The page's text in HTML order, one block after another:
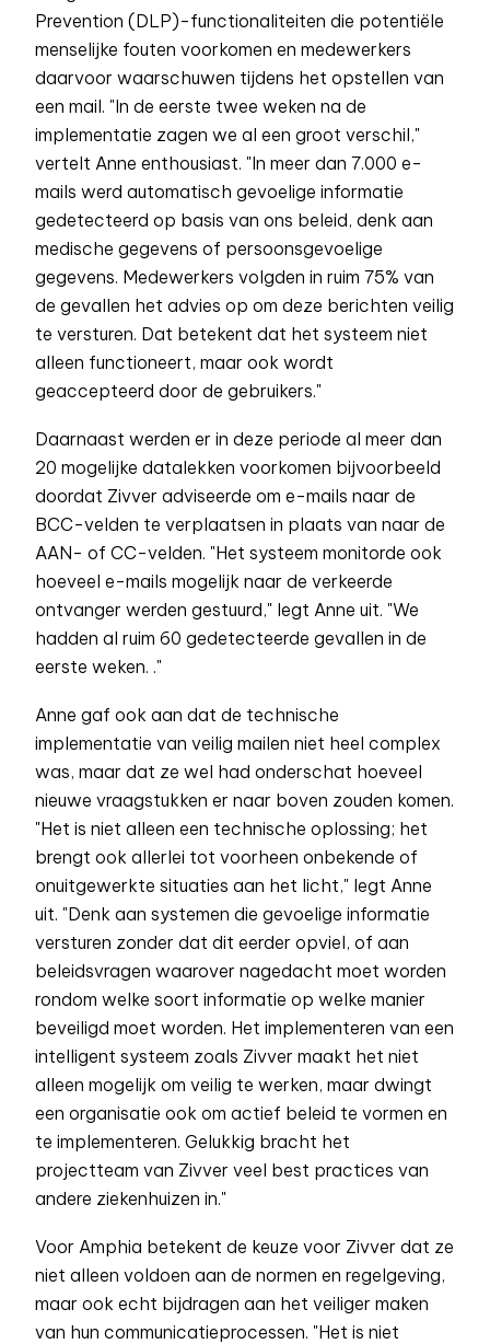
Prevention (DLP)-functionaliteiten die potentiële
menselijke fouten voorkomen en medewerkers
daarvoor waarschuwen tijdens het opstellen van
een mail. "In de eerste twee weken na de
implementatie zagen we al een groot verschil,"
vertelt Anne enthousiast. "In meer dan 7.000 e-
mails werd automatisch gevoelige informatie
gedetecteerd op basis van ons beleid, denk aan
medische gegevens of persoonsgevoelige
gegevens. Medewerkers volgden in ruim 75% van
de gevallen het advies op om deze berichten veilig
te versturen. Dat betekent dat het systeem niet
alleen functioneert, maar ook wordt
geaccepteerd door de gebruikers."
Daarnaast werden er in deze periode al meer dan
20 mogelijke datalekken voorkomen bijvoorbeeld
doordat Zivver adviseerde om e-mails naar de
BCC-velden te verplaatsen in plaats van naar de
AAN- of CC-velden. "Het systeem monitorde ook
hoeveel e-mails mogelijk naar de verkeerde
ontvanger werden gestuurd," legt Anne uit. "We
hadden al ruim 60 gedetecteerde gevallen in de
eerste weken. ."
Anne gaf ook aan dat de technische
implementatie van veilig mailen niet heel complex
was, maar dat ze wel had onderschat hoeveel
nieuwe vraagstukken er naar boven zouden komen.
"Het is niet alleen een technische oplossing; het
brengt ook allerlei tot voorheen onbekende of
onuitgewerkte situaties aan het licht," legt Anne
uit. "Denk aan systemen die gevoelige informatie
versturen zonder dat dit eerder opviel, of aan
beleidsvragen waarover nagedacht moet worden
rondom welke soort informatie op welke manier
beveiligd moet worden. Het implementeren van een
intelligent systeem zoals Zivver maakt het niet
alleen mogelijk om veilig te werken, maar dwingt
een organisatie ook om actief beleid te vormen en
te implementeren. Gelukkig bracht het
projectteam van Zivver veel best practices van
andere ziekenhuizen in."
Voor Amphia betekent de keuze voor Zivver dat ze
niet alleen voldoen aan de normen en regelgeving,
maar ook echt bijdragen aan het veiliger maken
van hun communicatieprocessen. "Het is niet